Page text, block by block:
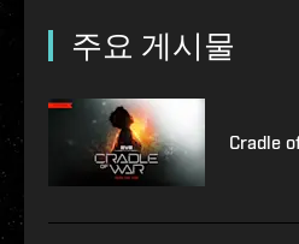
주요 게시물
Cradle